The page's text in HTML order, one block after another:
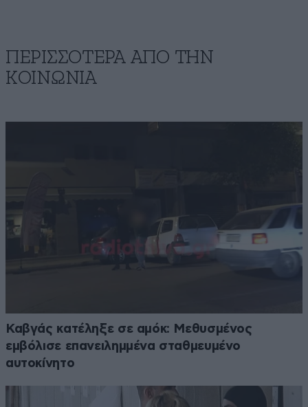
ΠΕΡΙΣΣΟΤΕΡΑ ΑΠΟ ΤΗΝ
ΚΟΙΝΩΝΙΑ
Καβγάς κατέληξε σε αμόκ: Μεθυσμένος
εμβόλισε επανειλημμένα σταθμευμένο
αυτοκίνητο